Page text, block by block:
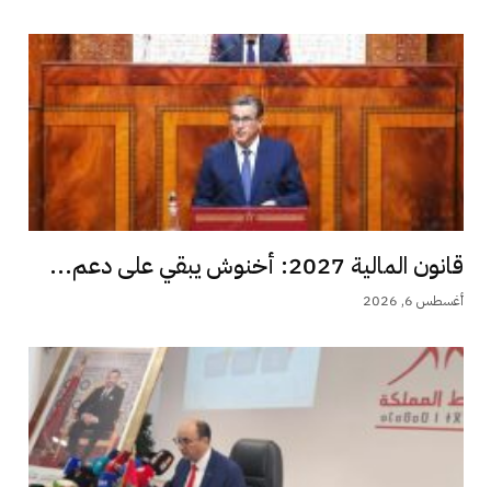
قانون المالية 2027: أخنوش يبقي على دعم...
أغسطس 6, 2026